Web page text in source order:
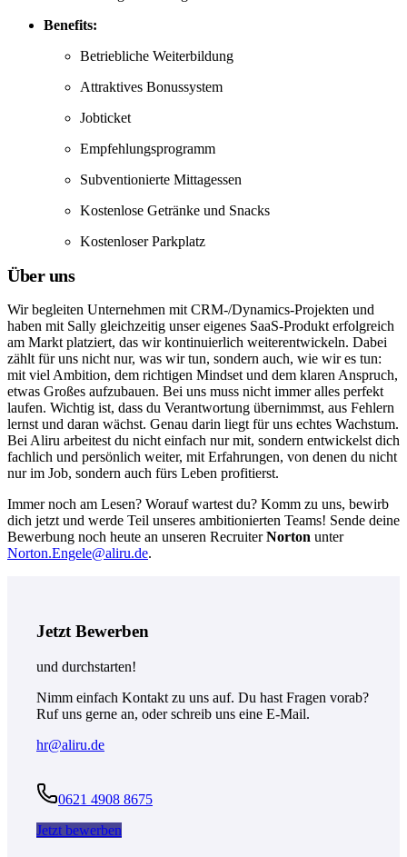
Benefits:
Betriebliche Weiterbildung
Attraktives Bonussystem
Jobticket
Empfehlungsprogramm
Subventionierte Mittagessen
Kostenlose Getränke und Snacks
Kostenloser Parkplatz
Über uns
Wir begleiten Unternehmen mit CRM-/Dynamics-Projekten und
haben mit Sally gleichzeitig unser eigenes SaaS-Produkt erfolgreich
am Markt platziert, das wir kontinuierlich weiterentwickeln. Dabei
zählt für uns nicht nur, was wir tun, sondern auch, wie wir es tun:
mit viel Ambition, dem richtigen Mindset und dem klaren Anspruch,
etwas Großes aufzubauen. Bei uns muss nicht immer alles perfekt
laufen. Wichtig ist, dass du Verantwortung übernimmst, aus Fehlern
lernst und daran wächst. Genau darin liegt für uns echtes Wachstum.
Bei Aliru arbeitest du nicht einfach nur mit, sondern entwickelst dich
fachlich und persönlich weiter, mit Erfahrungen, von denen du nicht
nur im Job, sondern auch fürs Leben profitierst.
Immer noch am Lesen? Worauf wartest du? Komm zu uns, bewirb
dich jetzt und werde Teil unseres ambitionierten Teams! Sende deine
Bewerbung noch heute an unseren Recruiter Norton unter
Norton.Engele@aliru.de.
Jetzt Bewerben
und durchstarten!
Nimm einfach Kontakt zu uns auf. Du hast Fragen vorab?
Ruf uns gerne an, oder schreib uns eine E-Mail.
hr@aliru.de
0621 4908 8675
Jetzt bewerben